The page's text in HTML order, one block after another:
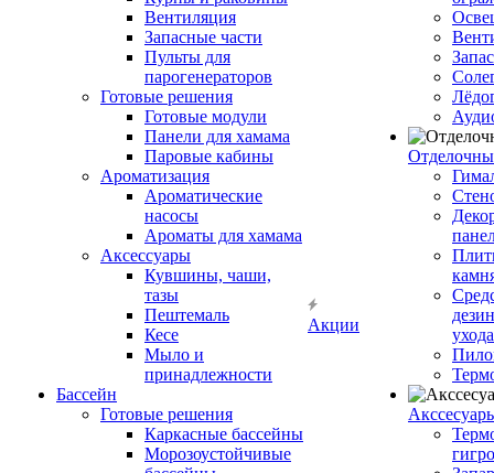
Вентиляция
Запасные части
Пульты для
парогенераторов
Готовые решения
Готовые модули
Панели для хамама
Паровые кабины
Ароматизация
Ароматические
насосы
Ароматы для хамама
Аксессуары
Кувшины, чаши,
тазы
Пештемаль
Кесе
Мыло и
принадлежности
Бассейн
Готовые решения
Каркасные бассейны
Морозоустойчивые
Акции
ухода